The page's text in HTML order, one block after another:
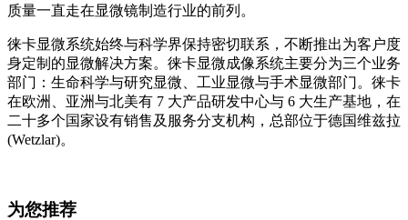
质量一直走在显微镜制造行业的前列。
徕卡显微系统始终与科学界保持密切联系，不断推出为客户度
身定制的显微解决方案。徕卡显微成像系统主要分为三个业务
部门：生命科学与研究显微、工业显微与手术显微部门。徕卡
在欧洲、亚洲与北美有 7 大产品研发中心与 6 大生产基地，在
二十多个国家设有销售及服务分支机构，总部位于德国维兹拉
(Wetzlar)。
为您推荐